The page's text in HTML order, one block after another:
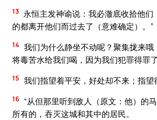
13 永恒主发神谕说：我必澈底收拾他
的都离开他们而过去了（意难确定）。”
14 我们为什么静坐不动呢？聚集拢来
将毒苦水给我们喝，因为我们犯罪得罪了
15 我们指望着平安，好处却不来；指望
16 “从但那里听到敌人（原文：他）的
所有的，吞灭这城和其中的居民。